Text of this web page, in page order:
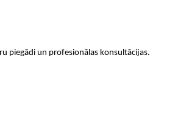
piegādi un profesionālas konsultācijas.